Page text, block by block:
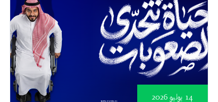
14 يوليو 2026